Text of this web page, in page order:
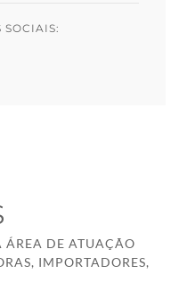
SOCIAIS:
ÁREA DE ATUAÇÃO
IMPORTADORES,